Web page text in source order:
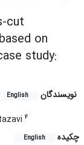
cut
on
study:
نویسندگان English
4
چکیده English